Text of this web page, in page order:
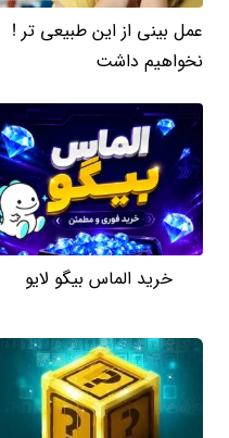
عمل بینی از این طبیعی تر !
نخواهیم داشت
خرید الماس بیگو لایو